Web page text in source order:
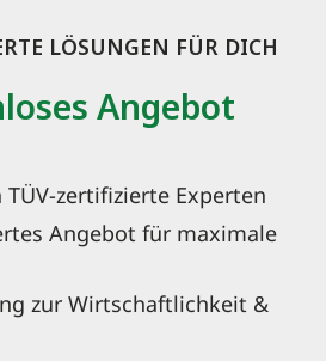
LÖSUNGEN FÜR DICH
Angebot
zertifizierte Experten
Angebot für maximale
zur Wirtschaftlichkeit &